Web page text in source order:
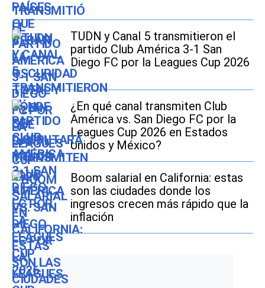
TUDN y Canal 5 transmitieron el
partido Club América 3-1 San
Diego FC por la Leagues Cup 2026
¿En qué canal transmiten Club
América vs. San Diego FC por la
Leagues Cup 2026 en Estados
Unidos y México?
Boom salarial en California: estas
son las ciudades donde los
ingresos crecen más rápido que la
inflación